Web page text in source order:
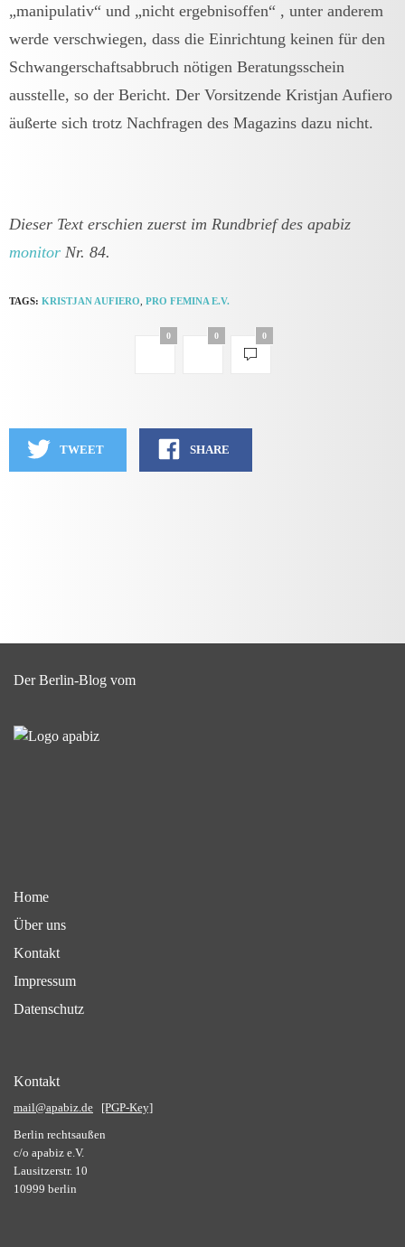
„manipulativ“ und „nicht ergebnisoffen“ , unter anderem
werde verschwiegen, dass die Einrichtung keinen für den
Schwangerschaftsabbruch nötigen Beratungsschein
ausstelle, so der Bericht. Der Vorsitzende Kristjan Aufiero
äußerte sich trotz Nachfragen des Magazins dazu nicht.
Dieser Text erschien zuerst im Rundbrief des apabiz
monitor Nr. 84.
TAGS: KRISTJAN AUFIERO PRO FEMINA E.V.
0 0 0
TWEET SHARE
Der Berlin-Blog vom
Home
Über uns
Kontakt
Impressum
Datenschutz
Kontakt
mail@apabiz.de [PGP-Key]
Berlin rechtsaußen
c/o apabiz e.V.
Lausitzerstr. 10
10999 berlin